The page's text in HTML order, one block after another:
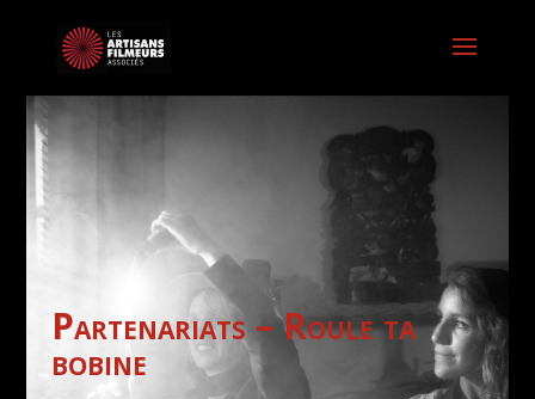
Partenariats – Roule ta
bobine